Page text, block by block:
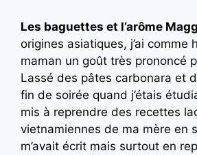
Les baguettes et l’arôme
origines asiatiques, j’ai comme
maman un goût très prononcé
Lassé des pâtes carbonara et
fin de soirée quand j’étais
mis à reprendre des recettes
vietnamiennes de ma mère en
m’avait écrit mais surtout en